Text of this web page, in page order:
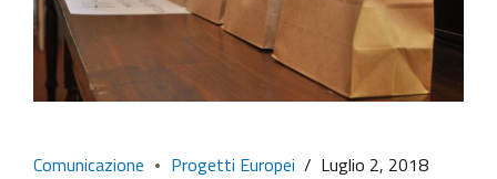
Comunicazione Progetti Europei Luglio 2, 2018